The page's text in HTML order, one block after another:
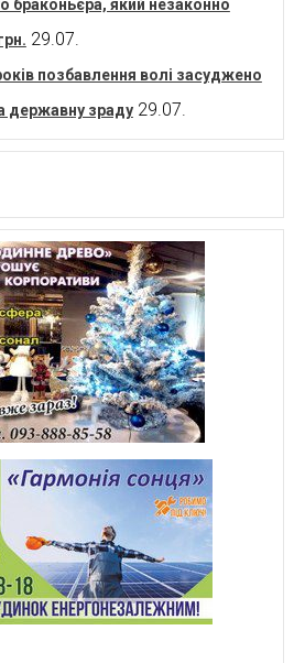
браконьєра, який незаконно
29.07.
позбавлення волі засуджено
державну зраду 29.07.